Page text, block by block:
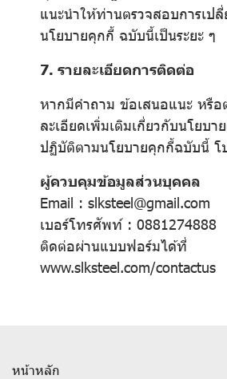
แนะนำให้ท่านตรวจสอบการเป
นโยบายคุกกี้ ฉบับนี้เป็นระยะ ๆ
7. รายละเอียดการติดต่อ
หากมีคำถาม ข้อเสนอแนะ หรือ
ละเอียดเพิ่มเติมเกี่ยวกับนโยบา
ปฏิบัติตามนโยบายคุกกี้ฉบับนี้ โ
ผู้ควบคุมข้อมูลส่วนบุคคล
Email : slksteel@gmail.com
เบอร์โทรศัพท์ : 0881274888
ติดต่อผ่านแบบฟอร์มได้ที่
www.slksteel.com/contactus
หน้าหลัก